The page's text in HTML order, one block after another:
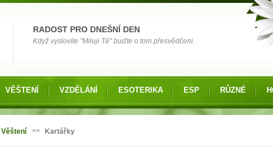
RADOST PRO DNEŠNÍ DEN
Když vyslovíte "Miluji Tě" buďte o tom přesvědčeni.
VĚŠTENÍ VZDĚLÁNÍ ESOTERIKA ESP RŮZNÉ
Jste zde
Věštení >> Kartářky